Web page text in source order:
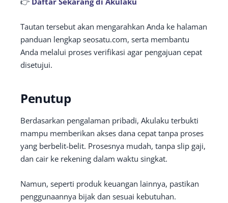
Tautan tersebut akan mengarahkan Anda ke halaman
panduan lengkap seosatu.com, serta membantu
Anda melalui proses verifikasi agar pengajuan cepat
disetujui.
Penutup
Berdasarkan pengalaman pribadi, Akulaku terbukti
mampu memberikan akses dana cepat tanpa proses
yang berbelit-belit. Prosesnya mudah, tanpa slip gaji,
dan cair ke rekening dalam waktu singkat.
Namun, seperti produk keuangan lainnya, pastikan
penggunaannya bijak dan sesuai kebutuhan.